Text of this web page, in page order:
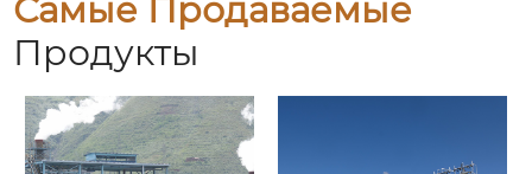
Самые Продаваемые
Продукты